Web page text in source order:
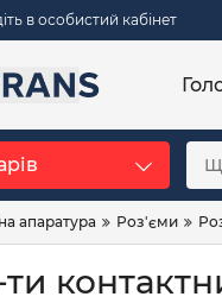
в особистий кабінет
апаратура Роз'єми